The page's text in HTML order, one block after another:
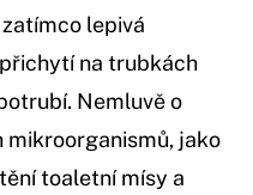
lepivá
na trubkách
Nemluvě o
mikroorganismů, jako
toaletní mísy a